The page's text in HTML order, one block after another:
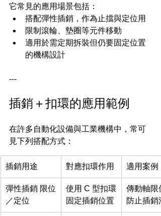
它常見的應用場景包括：
搭配彈性插銷，作為止擋與定位用
限制滾輪、墊圈等元件移動
適用於需定期拆裝但仍要固定位置
的機構設計
---
插銷＋扣環的應用範例
在許多自動化設備與工業機構中，常可
見下列搭配方式：
插銷用途 對應扣環作用 適用案例
彈性插銷 限位
／定位
使用 C 型扣環
固定插銷位置
傳動軸限
防止插銷